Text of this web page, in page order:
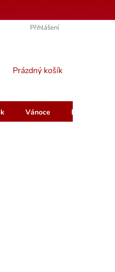
HODNOCENÍ OBCHODU
Přihlášení
NÁKUPNÍ
Prázdný košík
Vánoce
Dárkový